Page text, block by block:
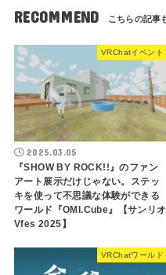
RECOMMEND
VRChatイベント
2025.03.05
『SHOW BY ROCK!!』のファン
アート展示だけじゃない。ステッ
キを使って不思議な体験ができる
ワールド『OMI.Cube』【サンリオ
Vfes 2025】
VRChatワールド